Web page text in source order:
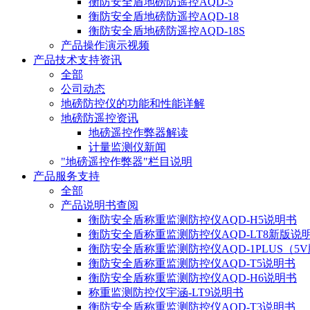
衡防安全盾地磅防遥控AQD-18
衡防安全盾地磅防遥控AQD-18S
产品操作演示视频
产品技术支持资讯
全部
公司动态
地磅防控仪的功能和性能详解
地磅防遥控资讯
地磅遥控作弊器解读
计量监测仪新闻
"地磅遥控作弊器"栏目说明
产品服务支持
全部
产品说明书查阅
衡防安全盾称重监测防控仪AQD-H5说明书
衡防安全盾称重监测防控仪AQD-LT8新版说
衡防安全盾称重监测防控仪AQD-1PLUS（5V
衡防安全盾称重监测防控仪AQD-T5说明书
衡防安全盾称重监测防控仪AQD-H6说明书
称重监测防控仪宇涵-LT9说明书
衡防安全盾称重监测防控仪AQD-T3说明书